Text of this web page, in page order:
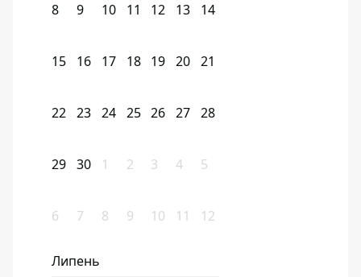
8 9 10 11 12 13 14
15 16 17 18 19 20 21
22 23 24 25 26 27 28
29 30 1 2 3 4 5
6 7 8 9 10 11 12
Липень